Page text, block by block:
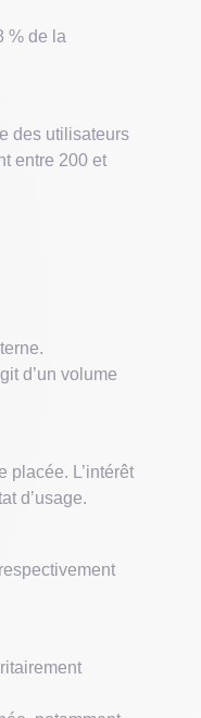
% de la
des utilisateurs
entre 200 et
d’un volume
placée. L’intérêt
d’usage.